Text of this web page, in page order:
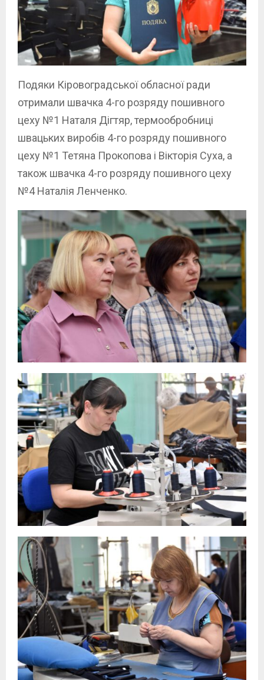
Подяки Кіровоградської обласної ради
отримали швачка 4-го розряду пошивного
цеху №1 Наталя Дігтяр, термообробниці
швацьких виробів 4-го розряду пошивного
цеху №1 Тетяна Прокопова і Вікторія Суха, а
також швачка 4-го розряду пошивного цеху
№4 Наталія Ленченко.